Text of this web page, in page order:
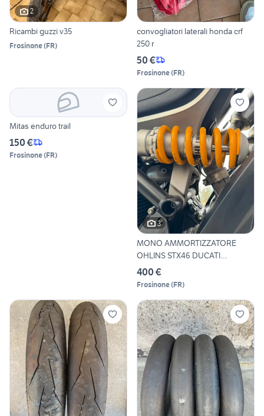
2
Ricambi guzzi v35
Frosinone(FR)
convogliatori laterali honda crf
250 r
50 €
Frosinone(FR)
Mitas enduro trail
150 €
Frosinone(FR)
3
MONO AMMORTIZZATORE
OHLINS STX46 DUCATI
SCRAMBLER
400 €
Frosinone(FR)